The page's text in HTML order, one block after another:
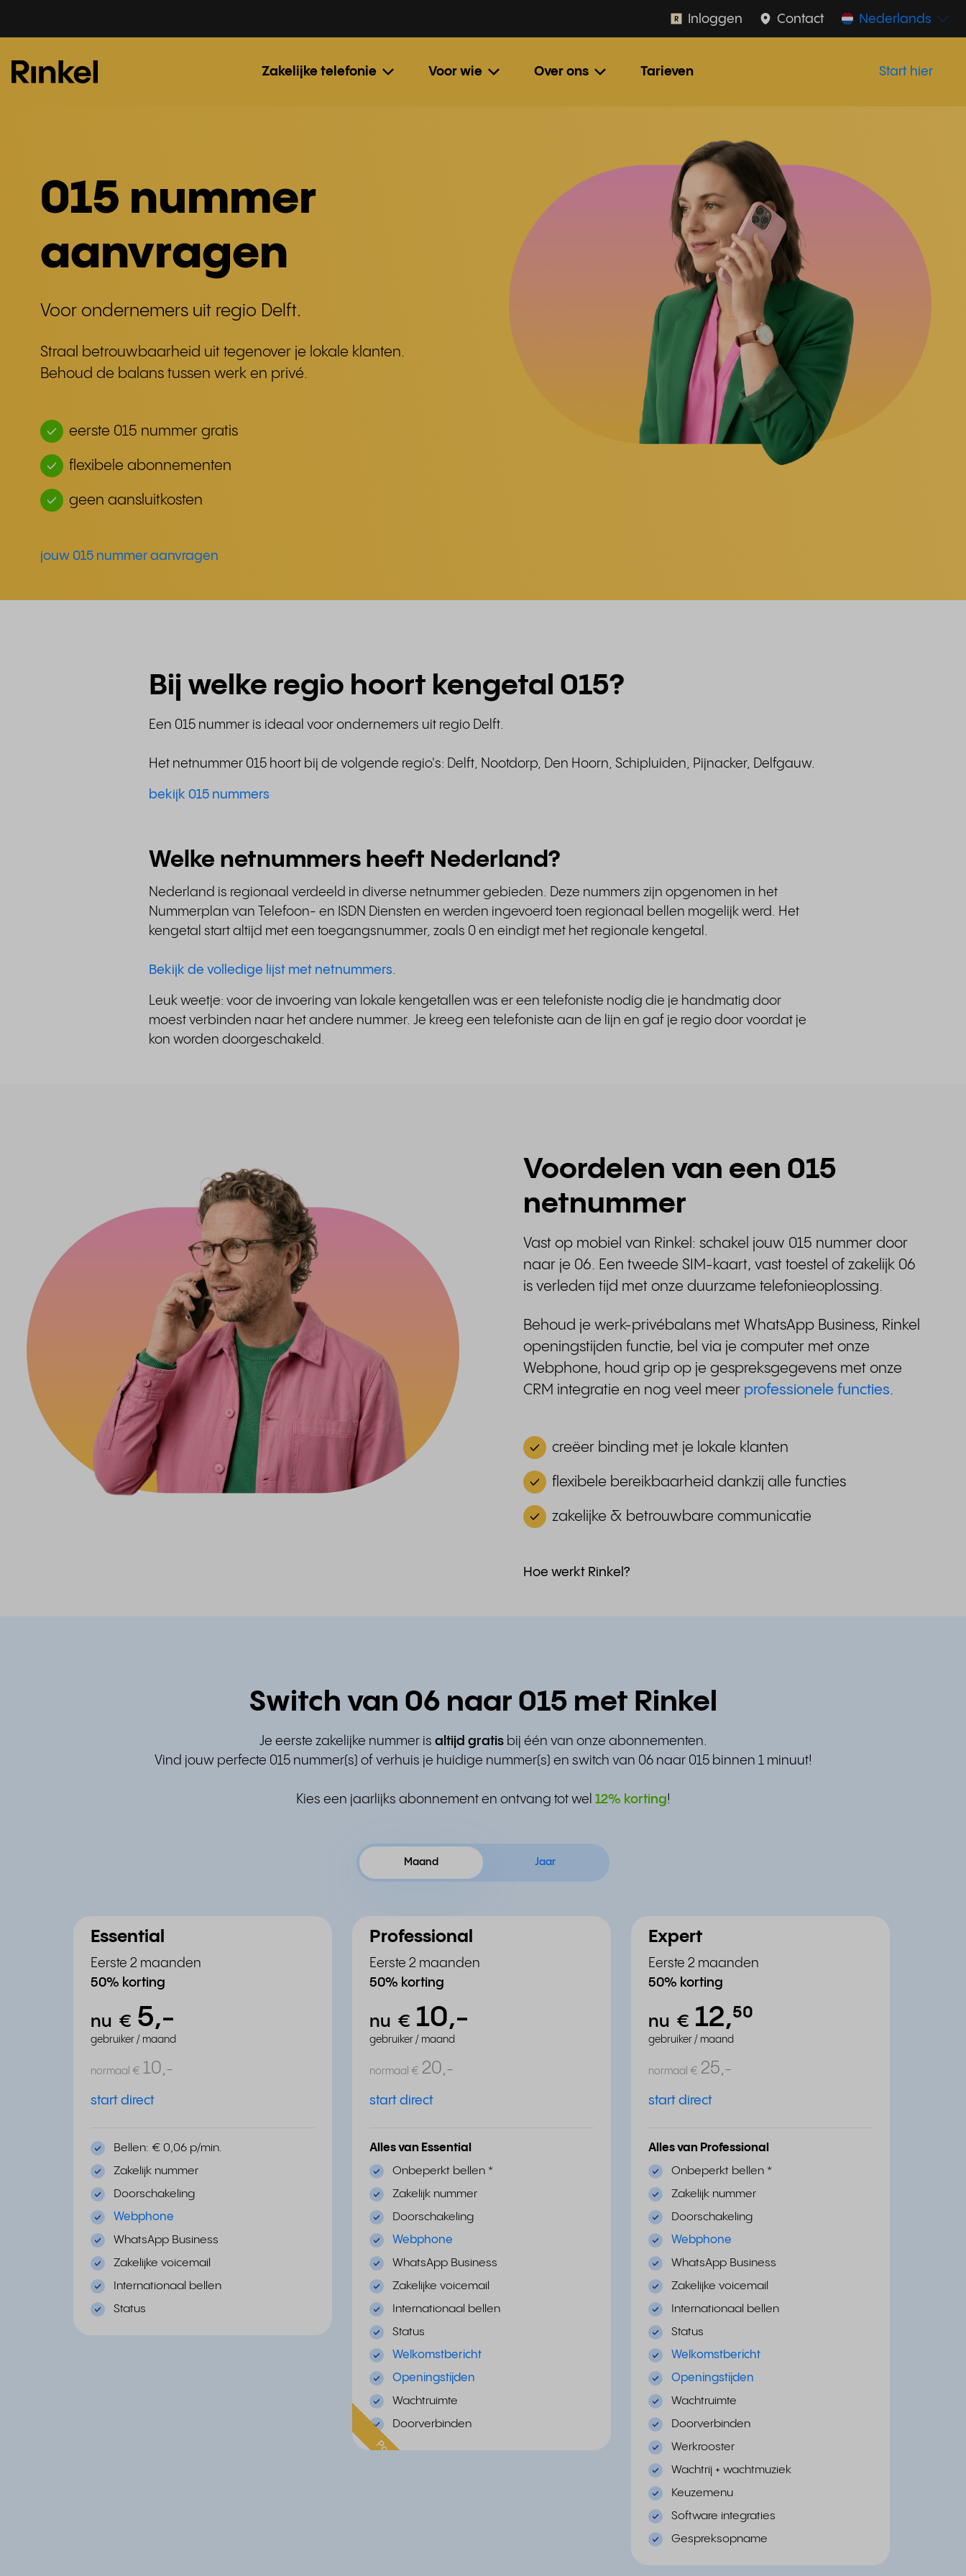
Zakelijke telefonie Voor wie Over ons Tarieven
Nederlands
Contact
Inloggen
Start hier
015 nummer
aanvragen
Voor ondernemers uit regio Delft.
Straal betrouwbaarheid uit tegenover je lokale klanten.
Behoud de balans tussen werk en privé.
eerste 015 nummer gratis
flexibele abonnementen
geen aansluitkosten
jouw 015 nummer aanvragen
Bij welke regio hoort kengetal 015?
Een 015 nummer is ideaal voor ondernemers uit regio Delft.
Het netnummer 015 hoort bij de volgende regio's: Delft, Nootdorp, Den Hoorn, Schipluiden, Pijnacker, Delfgauw.
bekijk 015 nummers
Welke netnummers heeft Nederland?
Nederland is regionaal verdeeld in diverse netnummer gebieden. Deze nummers zijn opgenomen in het
Nummerplan van Telefoon- en ISDN Diensten en werden ingevoerd toen regionaal bellen mogelijk werd. Het
kengetal start altijd met een toegangsnummer, zoals 0 en eindigt met het regionale kengetal.
Bekijk de volledige lijst met netnummers.
Leuk weetje: voor de invoering van lokale kengetallen was er een telefoniste nodig die je handmatig door
moest verbinden naar het andere nummer. Je kreeg een telefoniste aan de lijn en gaf je regio door voordat je
kon worden doorgeschakeld.
Voordelen van een 015
netnummer
Vast op mobiel van Rinkel: schakel jouw 015 nummer door
naar je 06. Een tweede SIM-kaart, vast toestel of zakelijk 06
is verleden tijd met onze duurzame telefonieoplossing.
Behoud je werk-privébalans met WhatsApp Business, Rinkel
openingstijden functie, bel via je computer met onze
Webphone, houd grip op je gespreksgegevens met onze
CRM integratie en nog veel meer professionele functies.
creëer binding met je lokale klanten
flexibele bereikbaarheid dankzij alle functies
zakelijke & betrouwbare communicatie
Hoe werkt Rinkel?
Switch van 06 naar 015 met Rinkel
Je eerste zakelijke nummer is altijd gratisbij één van onze abonnementen.
Vind jouw perfecte 015 nummer(s) of verhuis je huidige nummer(s) en switch van 06 naar 015 binnen 1 minuut!
Kies een jaarlijks abonnement en ontvang tot wel 12% korting!
Maand Jaar
Essential
Eerste 2 maanden
50% korting
nu € 5,-
gebruiker / maand
normaal € 10,-
start direct
Bellen: € 0,06 p/min.
Zakelijk nummer
Doorschakeling
Webphone
WhatsApp Business
Zakelijke voicemail
Internationaal bellen
Status
Professional
Eerste 2 maanden
50% korting
nu € 10,-
gebruiker / maand
normaal € 20,-
start direct
Alles van Essential
Onbeperkt bellen *
Zakelijk nummer
Doorschakeling
Webphone
WhatsApp Business
Zakelijke voicemail
Internationaal bellen
Status
Welkomstbericht
Openingstijden
Wachtruimte
Doorverbinden
Populair
Expert
Eerste 2 maanden
50% korting
nu € 12,⁵⁰
gebruiker / maand
normaal € 25,-
start direct
Alles van Professional
Onbeperkt bellen *
Zakelijk nummer
Doorschakeling
Webphone
WhatsApp Business
Zakelijke voicemail
Internationaal bellen
Status
Welkomstbericht
Openingstijden
Wachtruimte
Doorverbinden
Werkrooster
Wachtrij + wachtmuziek
Keuzemenu
Software integraties
Gespreksopname